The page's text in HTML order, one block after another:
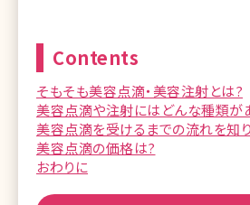
Contents
そもそも美容点滴・美容注射とは?
美容点滴や注射にはどんな種類が
美容点滴を受けるまでの流れを知
美容点滴の価格は?
おわりに